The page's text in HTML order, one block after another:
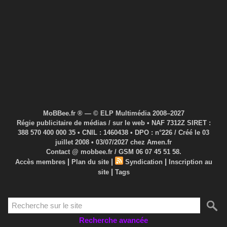
MoBBee.fr ® — © ELP Multimédia 2008–2027
Régie publicitaire de médias / sur le web • NAF 7312Z SIRET :
388 570 400 000 35 • CNIL : 1460438 • DPO : n°226 / Créé le 03
juillet 2008 • 03/07/2027 chez Amen.fr
Contact @ mobbee.fr / GSM 06 07 45 51 58.
Accès membres | Plan du site | Syndication |
Inscription au
site | Tags
Recherche avancée